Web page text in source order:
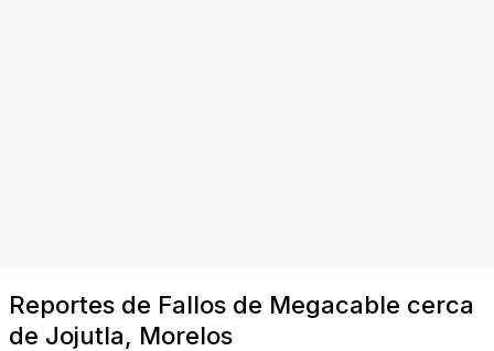
Reportes de Fallos de Megacable cerca
de Jojutla, Morelos